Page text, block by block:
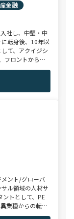
金融
社し、中堅・中
転身後、10年以
て、アクイジシ
フロントからミ
上のご支援実績
道を始めとする
社を超えるクラ
精通した深い知
能性を最大限に
ント/グローバ
ル領域の人材サ
トとして、PE
業種からの転身
キャリアップを